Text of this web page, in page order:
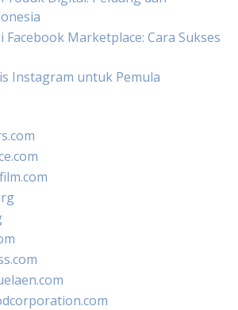
Facebook Marketplace: Cara Sukses
Instagram untuk Pemula